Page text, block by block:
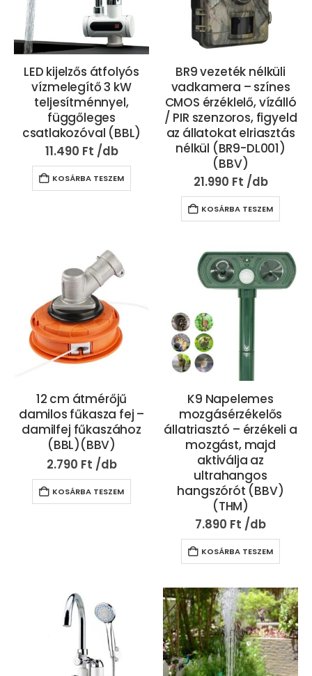
LED kijelzős átfolyós
vízmelegítő 3 kW
teljesítménnyel,
függőleges
csatlakozóval (BBL)
11.490 Ft
KOSÁRBA TESZEM
BR9 vezeték nélküli
vadkamera – színes
CMOS érzéklelő, vízálló
/ PIR szenzoros, figyeld
az állatokat elriasztás
nélkül (BR9-DL001)
(BBV)
21.990 Ft
KOSÁRBA TESZEM
12 cm átmérőjű
damilos fűkasza fej –
damilfej fűkaszához
(BBL)(BBV)
2.790 Ft
KOSÁRBA TESZEM
K9 Napelemes
mozgásérzékelős
állatriasztó – érzékeli a
mozgást, majd
aktiválja az
ultrahangos
hangszórót (BBV)
(THM)
7.890 Ft
KOSÁRBA TESZEM